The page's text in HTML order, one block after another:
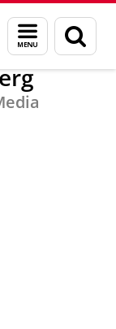
Menu
en
zoeken